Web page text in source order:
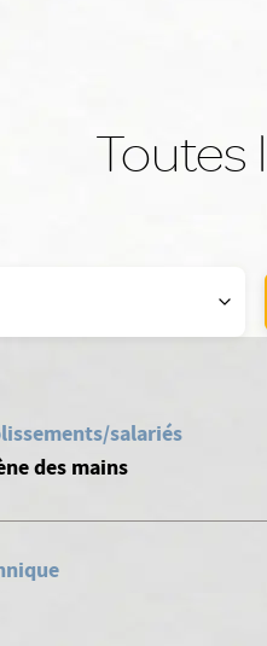
Toutes
salariés
des mains